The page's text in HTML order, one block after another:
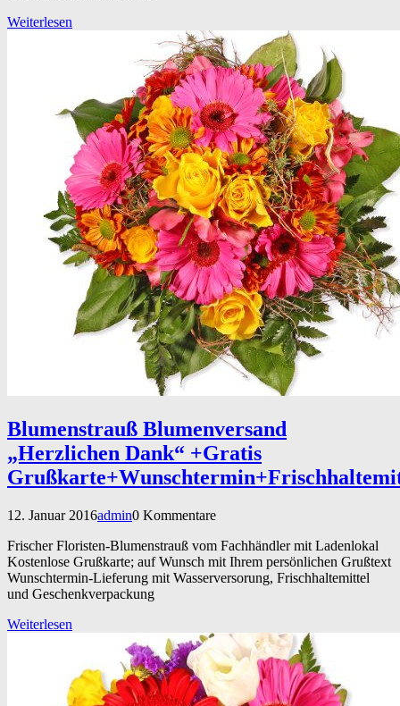
Weiterlesen
Blumenstrauß Blumenversand
„Herzlichen Dank“ +Gratis
12. Januar 2016admin0 Kommentare
Frischer Floristen-Blumenstrauß vom Fachhändler mit Ladenlokal
Kostenlose Grußkarte; auf Wunsch mit Ihrem persönlichen Grußtext
Wunschtermin-Lieferung mit Wasserversorung, Frischhaltemittel
und Geschenkverpackung
Weiterlesen